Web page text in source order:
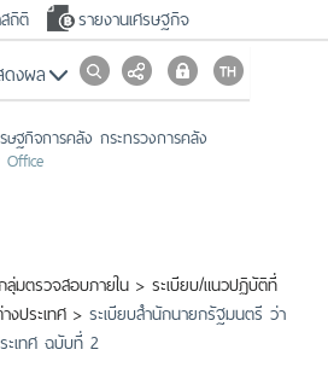
ถิติ รายงานเศรษฐกิจ
ดงผล
ษฐกิจการคลัง กระทรวงการคลัง
Office
ลุ่มตรวจสอบภายใน > ระเบียบ/แนวปฏิบัติที่
งประเทศ > ระเบียบสำนักนายกรัฐมนตรี ว่า
ะเทศ ฉบับที่ 2